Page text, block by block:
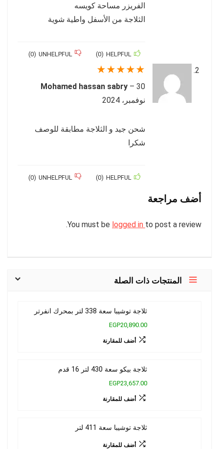
الفريزر مساحة كويسه
الثلاجة من الأسفل واطية شوية
HELPFUL
(
0
)
UNHELPFUL
(
0
)
★
★
★
★
★
Mohamed hassan sabry – 30
نوفمبر، 2024
شحن جيد و الثلاجة مطابقة للوصف
شكرا
HELPFUL
(
0
)
UNHELPFUL
(
0
)
أضف مراجعة
You must be logged in to post a review.
المنتجات ذات الصلة
ثلاجة توشيبا سعة 338 لتر بمحرك انفرتر
EGP20,890.00
أضف للمقارنة
ثلاجة بيكو سعة 430 لتر 16 قدم
EGP23,657.00
أضف للمقارنة
ثلاجة توشيبا سعة 411 لتر
أضف للمقارنة